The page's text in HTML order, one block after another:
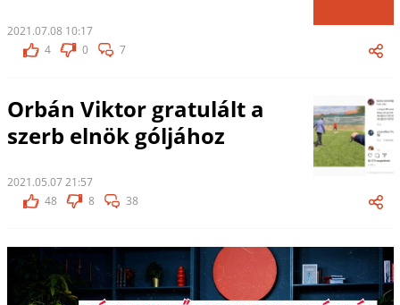
2021.07.08 10:17
4
0 7
Orbán Viktor gratulált a
szerb elnök góljához
2021.05.07 21:57
48
8 38